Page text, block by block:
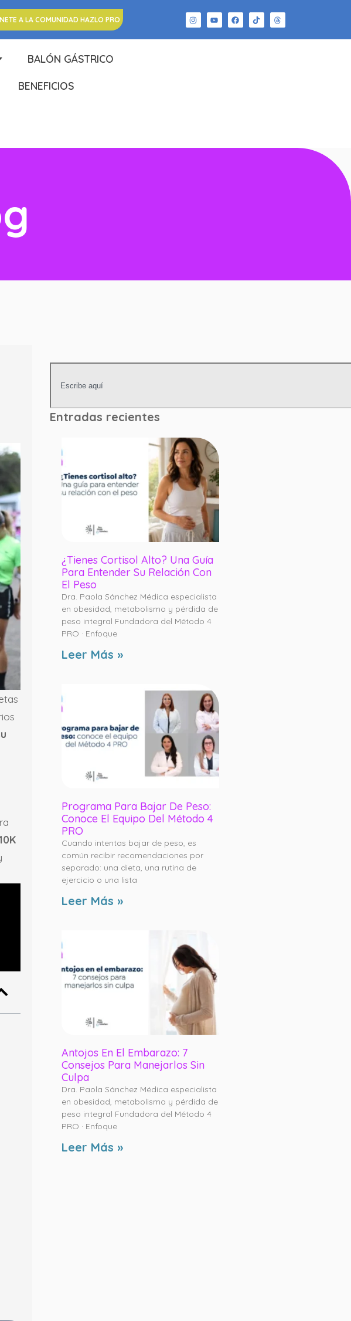
A LA COMUNIDAD HAZLO PRO
BALÓN GÁSTRICO
BENEFICIOS
Entradas recientes
¿Tienes Cortisol Alto? Una Guía
Para Entender Su Relación Con
El Peso
Dra. Paola Sánchez Médica especialista
en obesidad, metabolismo y pérdida de
peso integral Fundadora del Método 4
PRO · Enfoque
Leer Más »
Programa Para Bajar De Peso:
Conoce El Equipo Del Método 4
PRO
Cuando intentas bajar de peso, es
común recibir recomendaciones por
separado: una dieta, una rutina de
ejercicio o una lista
Leer Más »
Antojos En El Embarazo: 7
Consejos Para Manejarlos Sin
Culpa
Dra. Paola Sánchez Médica especialista
en obesidad, metabolismo y pérdida de
peso integral Fundadora del Método 4
PRO · Enfoque
Leer Más »